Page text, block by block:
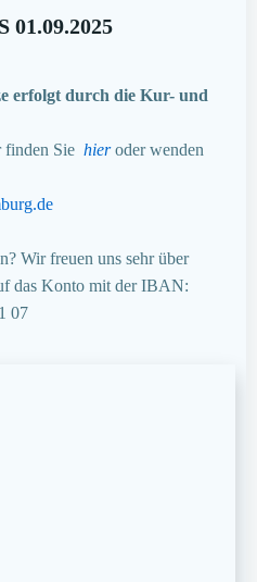
01.09.2025
erfolgt durch die Kur- und
finden Sie hieroder wenden
Wir freuen uns sehr über
das Konto mit der IBAN:
07